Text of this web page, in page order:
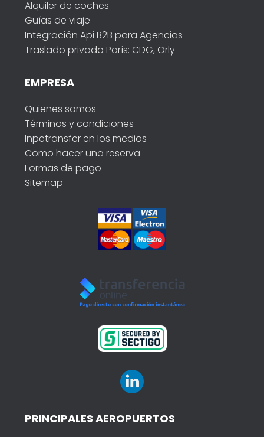
Alquiler de coches
Guías de viaje
Integración Api B2B para Agencias
Traslado privado París: CDG, Orly
EMPRESA
Quienes somos
Términos y condiciones
Inpetransfer en los medios
Como hacer una reserva
Formas de pago
Sitemap
PRINCIPALES AEROPUERTOS